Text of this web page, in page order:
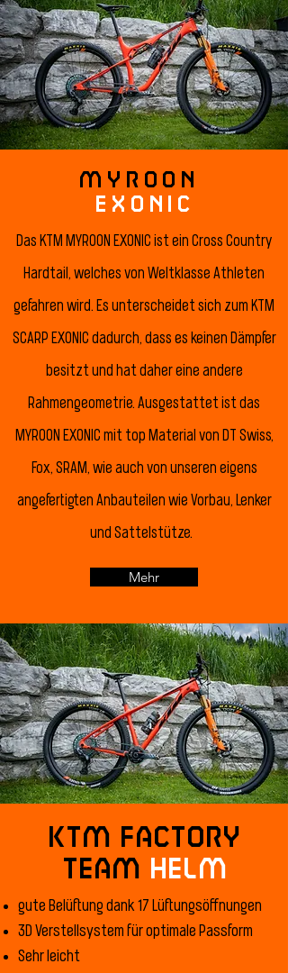
MYROON
EXONIC
Das KTM MYROON EXONIC ist ein Cross Country
Hardtail, welches von Weltklasse Athleten
gefahren wird. Es unterscheidet sich zum KTM
SCARP EXONIC dadurch, dass es keinen Dämpfer
besitzt und hat daher eine andere
Rahmengeometrie. Ausgestattet ist das
MYROON EXONIC mit top Material von DT Swiss,
Fox, SRAM, wie auch von unseren eigens
angefertigten Anbauteilen wie Vorbau, Lenker
und Sattelstütze.
Mehr
KTM FACTORY
TEAM
HELM
gute Belüftung dank 17 Lüftungsöffnungen
3D Verstellsystem für optimale Passform
Sehr leicht